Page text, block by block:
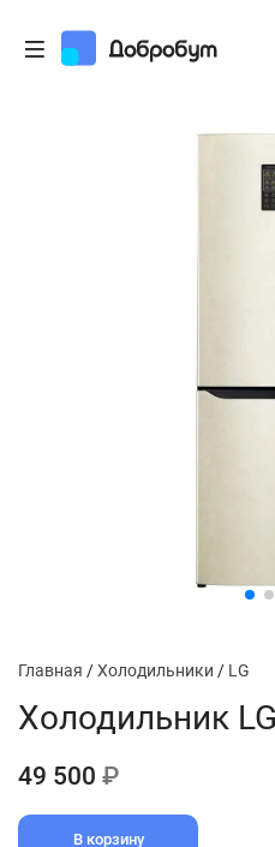
Главная /Холодильники / LG
Холодильник
49 500 ₽
В корзину